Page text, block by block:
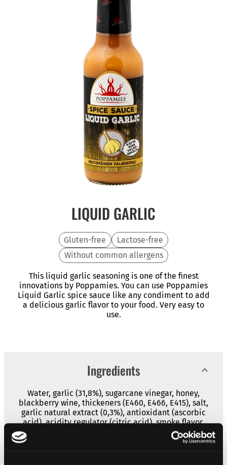
LIQUID GARLIC
Gluten-free
Lactose-free
Without common allergens
This liquid garlic seasoning is one of the finest
innovations by Poppamies. You can use Poppamies
Liquid Garlic spice sauce like any condiment to add
a delicious garlic flavor to your food. Very easy to
use.
Ingredients
Water, garlic (31,8%), sugarcane vinegar, honey,
blackberry wine, thickeners (E460, E466, E415), salt,
garlic natural extract (0,3%), antioxidant (ascorbic
acid), acidity regulator (citric acid), smoke flavor.